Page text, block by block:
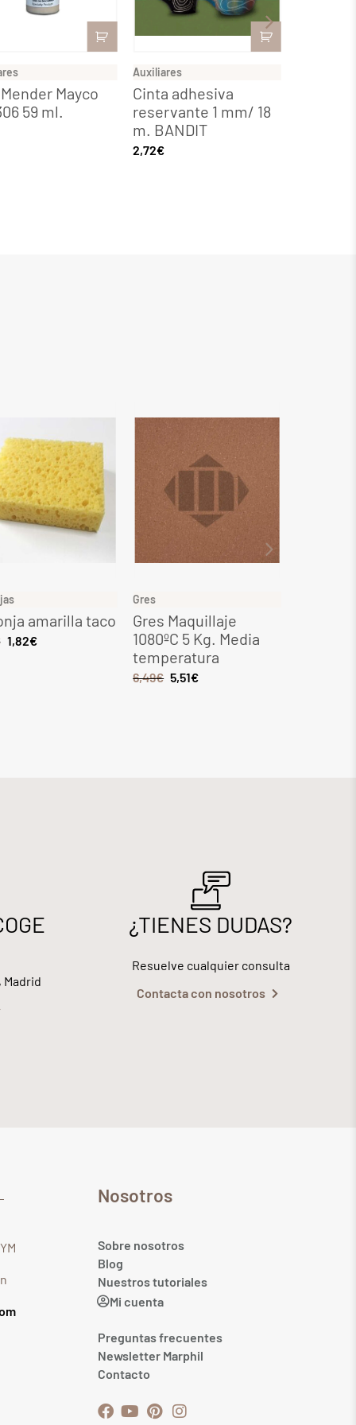
Mayco
59 ml.
Auxiliares
Cinta adhesiva
reservante 1 mm/ 18
m. BANDIT
2,72€
amarilla taco
1,82€
Gres
Gres Maquillaje
1080ºC 5 Kg. Media
temperatura
6,49€ 5,51€
¿TIENES DUDAS?
Resuelve cualquier consulta
Contacta con nosotros
Nosotros
Sobre nosotros
Blog
Nuestros tutoriales
Mi cuenta
Preguntas frecuentes
Newsletter Marphil
Contacto